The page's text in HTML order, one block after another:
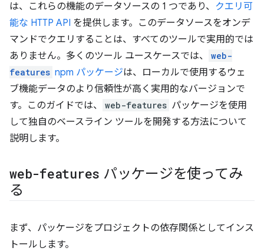
は、これらの機能のデータソースの 1 つであり、 クエリ可
能な HTTP API を提供します。このデータソースをオンデ
マンドでクエリすることは、すべてのツールで実用的では
ありません。多くのツール ユースケースでは、
web-
features npm パッケージは、ローカルで使用するウェ
ブ機能データのより信頼性が高く実用的なバージョンで
す。このガイドでは、
web-features パッケージを使用
して独自のベースライン ツールを開発する方法について
説明します。
web-features パッケージを使ってみ
る
まず、パッケージをプロジェクトの依存関係としてインス
トールします。